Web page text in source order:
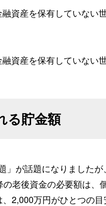
資産を保有していない
資産を保有していない
る貯金額
」が話題になりました
老後資金の必要額は
2,000万円がひとつの目